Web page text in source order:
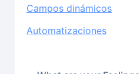
Campos dinámicos
Automatizaciones